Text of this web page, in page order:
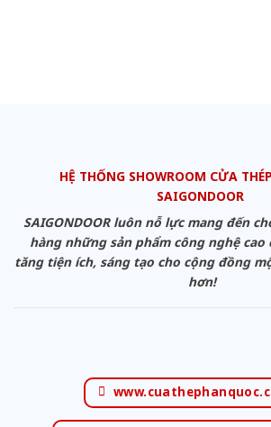
HỆ THỐNG SHOWROOM CỬA
SAIGONDOOR
SAIGONDOOR luôn nỗ lực mang đến
hàng những sản phẩm công nghệ cao
tăng tiện ích, sáng tạo cho cộng đồng
hơn!